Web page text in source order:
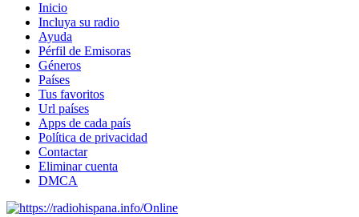
Inicio
Incluya su radio
Ayuda
Pérfil de Emisoras
Géneros
Países
Tus favoritos
Url países
Apps de cada país
Política de privacidad
Contactar
Eliminar cuenta
DMCA
Online